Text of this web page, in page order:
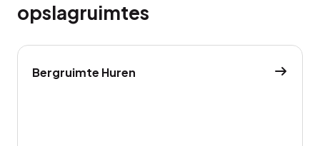
opslagruimtes
Bergruimte Huren